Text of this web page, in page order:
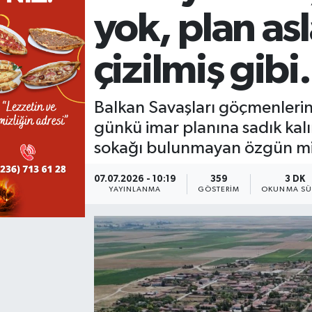
yok, plan
çizilmiş
Balkan Savaşları
günkü imar planına sadık
sokağı bulunmayan özgün
07.07.2026 - 10:19
YAYINLANMA
359
GÖSTERIM
3 DK
OKUNMA
KÜLTÜR SANAT
YAŞAM
LIFE
SARUHANLI
SELENDİ
KIRKAĞAÇ
DEMİRCİ
KÖPRÜBAŞI
KÖPRÜBAŞI
KULA
SALİHLİ
SARUHANLI
TURGUTLU
EKONOMİ
EĞİTİM
KÜLTÜR SANAT
YAŞAM
BİLİM VE TEKNOLOJİ
YAZARLAR
MANİSA'NIN YÖRESEL LEZZETLERİ